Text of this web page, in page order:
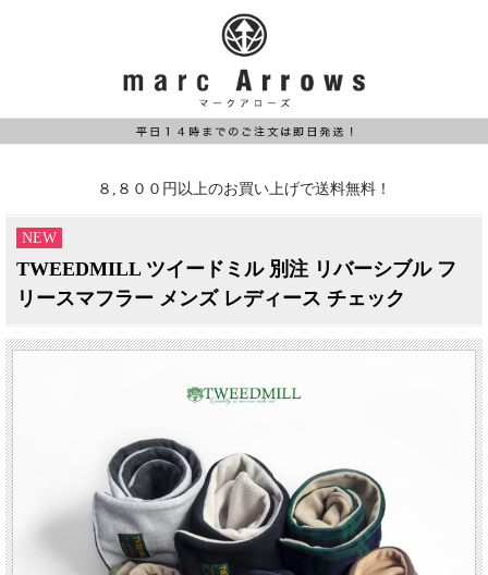
８,８００円以上のお買い上げで送料無料！
NEW
TWEEDMILL ツイードミル 別注 リバーシブル フ
リースマフラー メンズ レディース チェック